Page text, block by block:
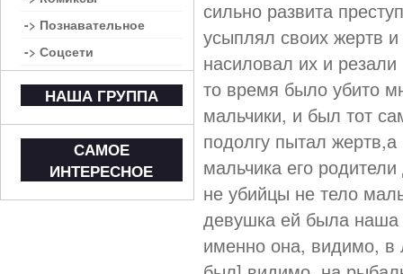
сильно развита
усыплял своих жертв
насиловал их и резали
то время было убито
мальчики, и был тот
подолгу пытал
мальчика его
не убийцы не тело
девушка ей была наша
именно она, видимо, в
-> Познавательное
-> Соцсети
НАША ГРУППА
САМОЕ
ИНТЕРЕСНОЕ